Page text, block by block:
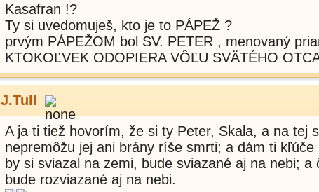
Kasafran !?
Ty si uvedomuješ, kto je to PÁPEŽ ?
prvým PÁPEŽOM bol SV. PETER , menovaný
KTOKOĽVEK ODOPIERA VÔĽU SVÄTÉHO
J.Tull
A ja ti tiež hovorím, že si ty Peter, Skala, a na tej
nepremôžu jej ani brány ríše smrti; a dám ti
by si sviazal na zemi, bude sviazané aj na nebi;
bude rozviazané aj na nebi.